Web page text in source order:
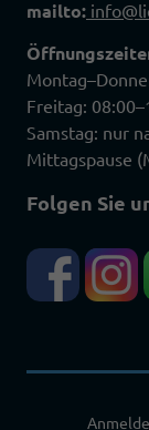
mailto:
Freitag:
Samstag: nur
Mittagspause
Folgen Sie